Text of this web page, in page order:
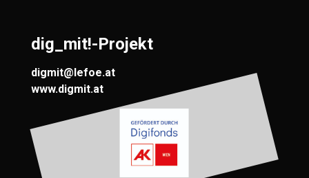
dig_mit!-Projekt
digmit@lefoe.at
www.digmit.at